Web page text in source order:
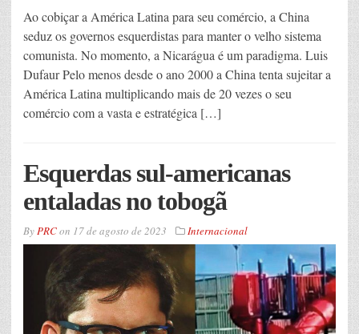
Ao cobiçar a América Latina para seu comércio, a China
seduz os governos esquerdistas para manter o velho sistema
comunista. No momento, a Nicarágua é um paradigma. Luis
Dufaur Pelo menos desde o ano 2000 a China tenta sujeitar a
América Latina multiplicando mais de 20 vezes o seu
comércio com a vasta e estratégica […]
Esquerdas sul-americanas
entaladas no tobogã
ByPRCon 17 de agosto de 2023 Internacional